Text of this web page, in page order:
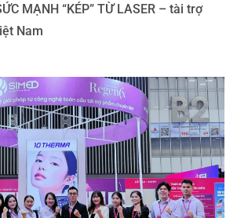
MẠNH “KÉP” TỪ LASER – tài trợ
Nam